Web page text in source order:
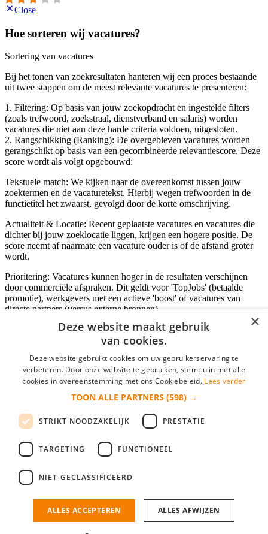
Close
Hoe sorteren wij vacatures?
Sortering van vacatures
Bij het tonen van zoekresultaten hanteren wij een proces bestaande
uit twee stappen om de meest relevante vacatures te presenteren:
1. Filtering: Op basis van jouw zoekopdracht en ingestelde filters
(zoals trefwoord, zoekstraal, dienstverband en salaris) worden
vacatures die niet aan deze harde criteria voldoen, uitgesloten.
2. Rangschikking (Ranking): De overgebleven vacatures worden
gerangschikt op basis van een gecombineerde relevantiescore. Deze
score wordt als volgt opgebouwd:
Tekstuele match: We kijken naar de overeenkomst tussen jouw
zoektermen en de vacaturetekst. Hierbij wegen trefwoorden in de
functietitel het zwaarst, gevolgd door de korte omschrijving.
Actualiteit & Locatie: Recent geplaatste vacatures en vacatures die
dichter bij jouw zoeklocatie liggen, krijgen een hogere positie. De
score neemt af naarmate een vacature ouder is of de afstand groter
wordt.
Prioritering: Vacatures kunnen hoger in de resultaten verschijnen
door commerciële afspraken. Dit geldt voor 'TopJobs' (betaalde
promotie), werkgevers met een actieve 'boost' of vacatures van
directe partners (versus externe bronnen).
Inloggen als bedrijf
*
login gegevens onthouden
login
Bedrijf aanmelden
nieuwe collega/werknemer zo gevonden!
×
Deze website maakt gebruik
van cookies.
Deze website gebruikt cookies om uw gebruikerservaring te
verbeteren. Door onze website te gebruiken, stemt u in met alle
cookies in overeenstemming met ons Cookiebeleid. Lees verder
TOON ALLE PARTNERS (598) →
STRIKT NOODZAKELIJK PRESTATIE
TARGETING FUNCTIONEEL
NIET-GECLASSIFICEERD
ALLES ACCEPTEREN ALLES AFWIJZEN